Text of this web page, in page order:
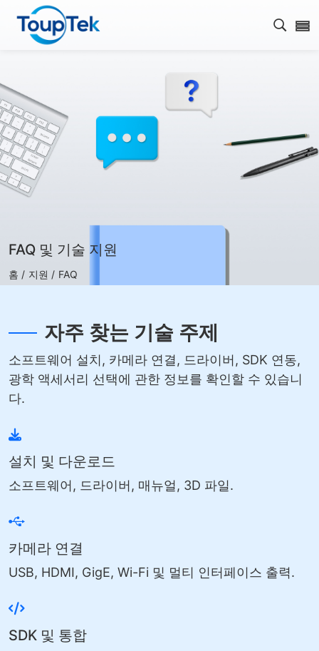
검색
FAQ 및 기술 지원
홈 / 지원 / FAQ
자주 찾는 기술 주제
소프트웨어 설치, 카메라 연결, 드라이버, SDK 연동,
광학 액세서리 선택에 관한 정보를 확인할 수 있습니
다.
설치 및 다운로드
소프트웨어, 드라이버, 매뉴얼, 3D 파일.
카메라 연결
USB, HDMI, GigE, Wi-Fi 및 멀티 인터페이스 출력.
SDK 및 통합